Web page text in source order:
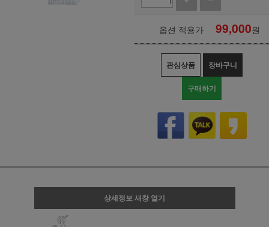
옵션 적용가 99,000원
관심상품 장바구니
구매하기
상세정보 새창 열기